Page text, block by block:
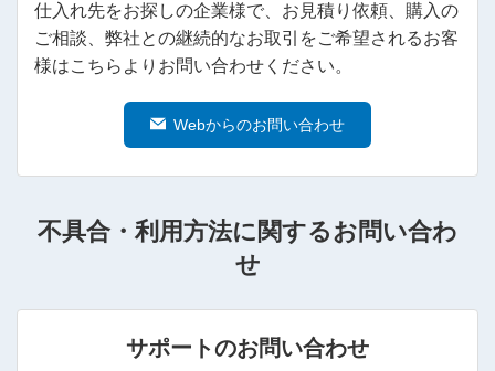
仕入れ先をお探しの企業様で、お見積り依頼、購入の
ご相談、弊社との継続的なお取引をご希望されるお客
様はこちらよりお問い合わせください。
Webからのお問い合わせ
不具合・利用方法に関するお問い合わ
せ
サポートのお問い合わせ